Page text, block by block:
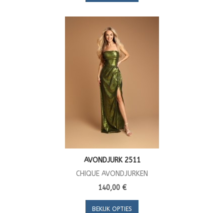
AVONDJURK 2511
CHIQUE AVONDJURKEN
140,00 €
BEKIJK OPTIES